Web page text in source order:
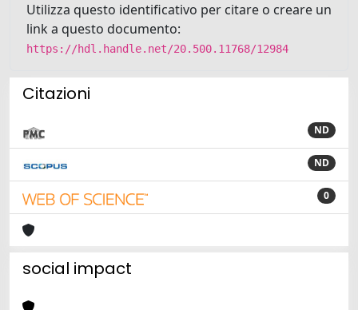
Utilizza questo identificativo per citare o creare un
link a questo documento:
https://hdl.handle.net/20.500.11768/12984
Citazioni
ND
ND
0
social impact